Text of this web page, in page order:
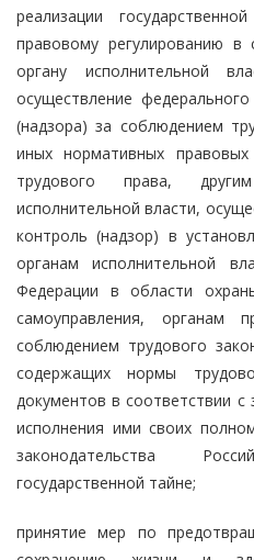
реализации
правовому регулированию
органу исполнительной
осуществление
(надзора) за соблюдением
иных нормативных
трудового права,
исполнительной власти,
контроль (надзор) в
органам исполнительной
Федерации в области
самоуправления, органам
соблюдением трудового
содержащих нормы
документов в соответствии
исполнения ими своих
законодательства
государственной тайне;
принятие мер по